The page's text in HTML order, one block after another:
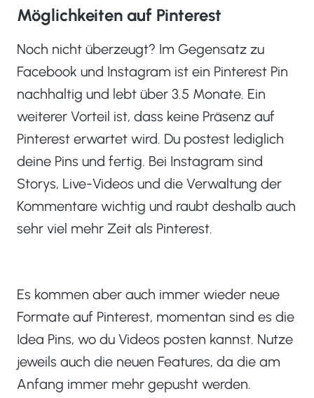
Möglichkeiten auf Pinterest
Noch nicht überzeugt? Im Gegensatz zu
Facebook und Instagram ist ein Pinterest Pin
nachhaltig und lebt über 3.5 Monate. Ein
weiterer Vorteil ist, dass keine Präsenz auf
Pinterest erwartet wird. Du postest lediglich
deine Pins und fertig. Bei Instagram sind
Storys, Live-Videos und die Verwaltung der
Kommentare wichtig und raubt deshalb auch
sehr viel mehr Zeit als Pinterest.
Es kommen aber auch immer wieder neue
Formate auf Pinterest, momentan sind es die
Idea Pins, wo du Videos posten kannst. Nutze
jeweils auch die neuen Features, da die am
Anfang immer mehr gepusht werden.